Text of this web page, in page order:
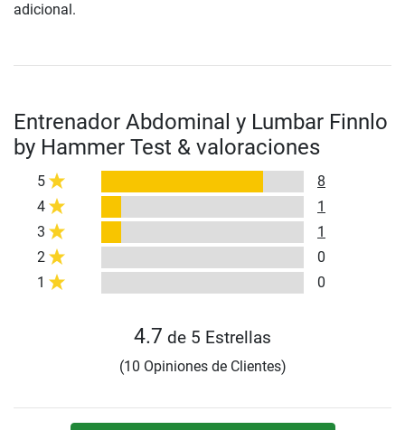
adicional.
Entrenador Abdominal y Lumbar Finnlo
by Hammer Test & valoraciones
5
8
4
1
3
1
2
0
1
0
4.7 de 5 Estrellas
(10 Opiniones de Clientes)